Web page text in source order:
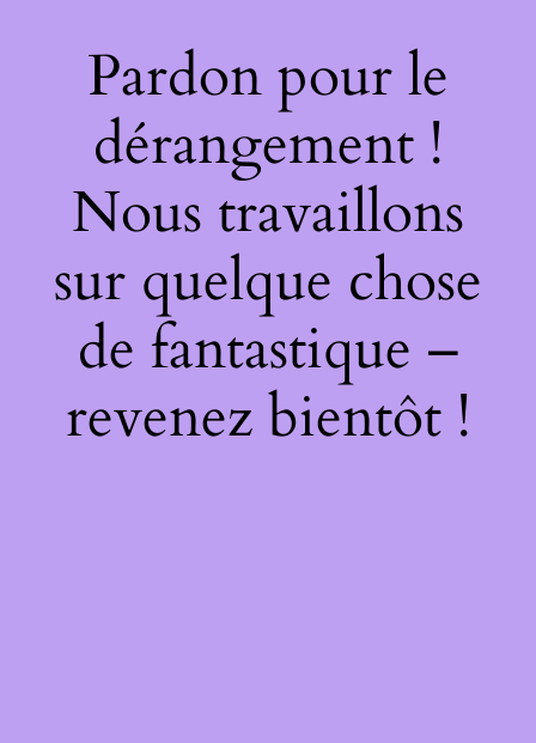
Pardon pour le
dérangement !
Nous travaillons
sur quelque chose
de fantastique –
revenez bientôt !